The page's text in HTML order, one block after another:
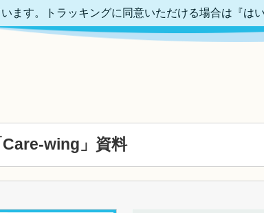
wing」資料
す。トラッキングに同意いただける場合は『は